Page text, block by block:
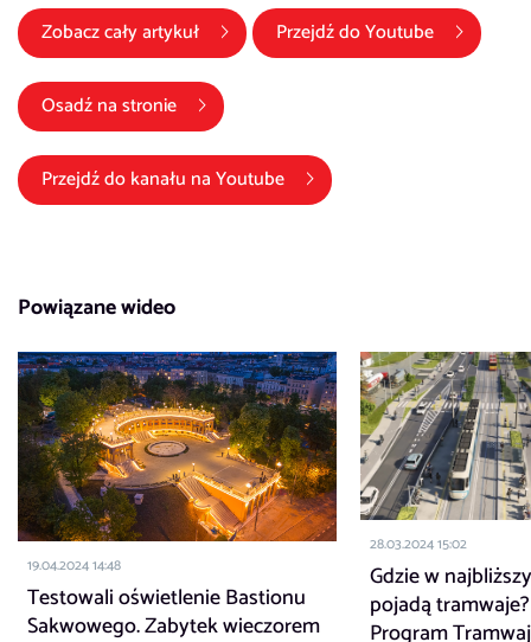
Zobacz cały artykuł Przejdź doYoutube(link
Osadź na stronie
Przejdź do kanału naYoutube(link otwiera się w nowym
Powiązane wideo
19.04.2024 14:48
Testowali oświetlenie Bastionu
Sakwowego. Zabytek wieczorem
28.03.2024 15:02
Gdzie w
pojadą
Program